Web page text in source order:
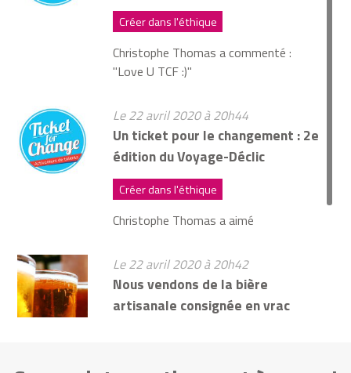
Créer dans l'éthique
Christophe Thomas a commenté :
"Love U TCF :)"
Le 22 avril 2020 à 20h44
Un ticket pour le changement : 2e
édition du Voyage-Déclic
Créer dans l'éthique
Christophe Thomas a aimé
Le 22 avril 2020 à 20h42
Nous vendons de la bière
artisanale consignée en vrac
Christophe Thomas a aimé